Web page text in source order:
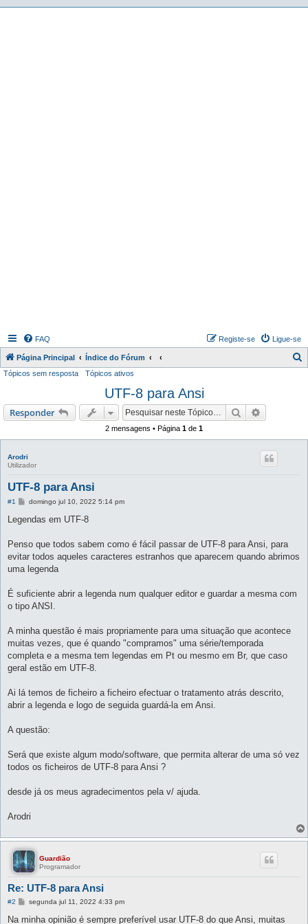
FAQ Ligue-se
Registe-se
Página Principal Índice do Fórum
i
Tópicos sem resposta Tópicos ativos
UTF-8 para Ansi
Responder Pesquisar
2 mensagens • Página 1 de 1
Arodri
Utilizador
UTF-8 para Ansi
#1
M
n
g
m
domingo jul 10, 2022 5:14 pm
Legendas em UTF-8
Penso que todos sabem como é fácil passar de UTF-8 para Ansi, para
evitar todos aqueles caracteres estranhos que aparecem quando abrimos
uma legenda
É suficiente abrir a legenda num qualquer editor e guardar a mesma com
o tipo ANSI.
A minha questão é mais propriamente para uma situação que acontece
muitas vezes, que é quando "compramos" uma série/temporada
completa e a mesma tem legendas em Pt ou mesmo em Br, que caso
geral estão em UTF-8.
Ai lá temos de ficheiro a ficheiro efectuar o tratamento atrás descrito,
abrir a legenda e logo de seguida guardá-la em Ansi.
A questão:
Será que existe algum modo/software, que permita alterar de uma só vez
todos os ficheiros de UTF-8 para Ansi ?
desde já os meus agradecimentos pela v/ ajuda.
Arodri
Guardião
Programador
Re: UTF-8 para Ansi
#2
M
n
segunda jul 11, 2022 4:33 pm
Na minha opinião é sempre preferível usar UTF-8 do que Ansi, muitas